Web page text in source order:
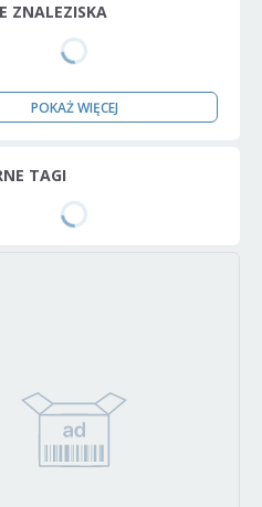
ZNALEZISKA
POKAŻ WIĘCEJ
TAGI